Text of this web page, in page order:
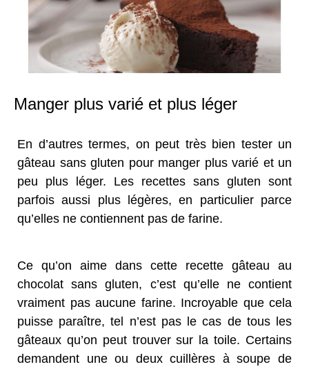
Manger plus varié et plus léger
En d’autres termes, on peut très bien tester un
gâteau sans gluten pour manger plus varié et un
peu plus léger. Les recettes sans gluten sont
parfois aussi plus légères, en particulier parce
qu’elles ne contiennent pas de farine.
Ce qu’on aime dans cette recette gâteau au
chocolat sans gluten, c’est qu’elle ne contient
vraiment pas aucune farine. Incroyable que cela
puisse paraître, tel n’est pas le cas de tous les
gâteaux qu’on peut trouver sur la toile. Certains
demandent une ou deux cuillères à soupe de